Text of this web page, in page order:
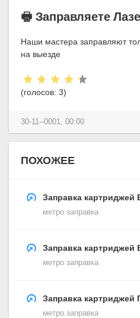
🖶 Заправляете
Наши мастера заправляют
на выезде
Рейтинг:
(голосов: 3)
30-11--0001, 00:00
ПОХОЖЕЕ
Заправка картриджей
метро заправка
Заправка картриджей
метро заправка
Заправка картриджей
метро заправка